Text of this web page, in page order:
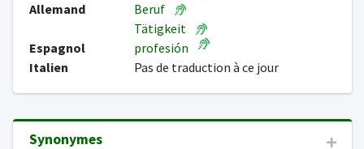
Allemand
Beruf
Tätigkeit
Espagnol
profesión
Italien
Pas de traduction à ce jour
Synonymes